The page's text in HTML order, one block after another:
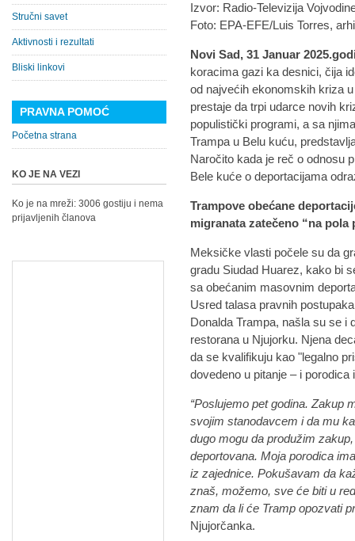
Izvor: Radio-Televizija
Foto: EPA-EFE/Luis Torres,
Novi Sad, 31 Januar
koracima gazi ka desnici, čija
od najvećih ekonomskih kriza
prestaje da trpi udarce novih
populistički programi, a sa
Trampa u Belu kuću,
Naročito kada je reč o odnosu
Bele kuće o deportacijama
Trampove obećane
migranata zatečeno “na
Meksičke vlasti počele su da
gradu Siudad Huarez, kako bi
sa obećanim masovnim
Usred talasa pravnih
Donalda Trampa, našla su se i
restorana u Njujorku. Njena
da se kvalifikuju kao "legalno
dovedeno u pitanje – i
“Poslujemo pet godina. Zakup
svojim stanodavcem i da mu
dugo mogu da produžim
deportovana. Moja porodica
iz zajednice. Pokušavam da
znaš, možemo, sve će biti u
znam da li će Tramp opozvati
Njujorčanka.
Stručni savet
Aktivnosti i rezultati
Bliski linkovi
PRAVNA POMOĆ
Početna strana
KO JE NA VEZI
Ko je na mreži: 3006 gostiju i nema
prijavljenih članova